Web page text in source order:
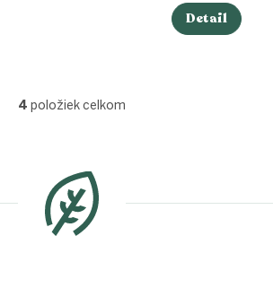
Detail
O
d
a
c
i
4 položiek celkom